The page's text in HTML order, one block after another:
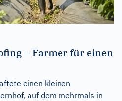
– Farmer für einen
einen kleinen
auf dem mehrmals in